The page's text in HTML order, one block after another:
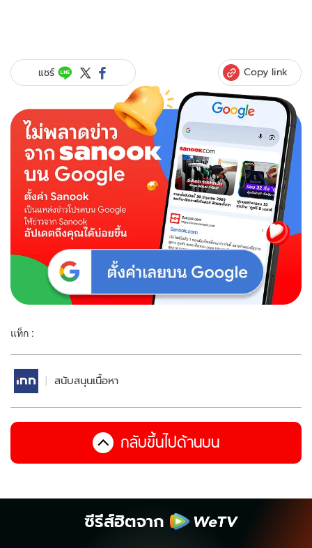
แชร์ Copy link
แท็ก :
สนับสนุนเนื้อหา
กลับขึ้นไปด้านบน
ซีรีส์ฮิตจาก